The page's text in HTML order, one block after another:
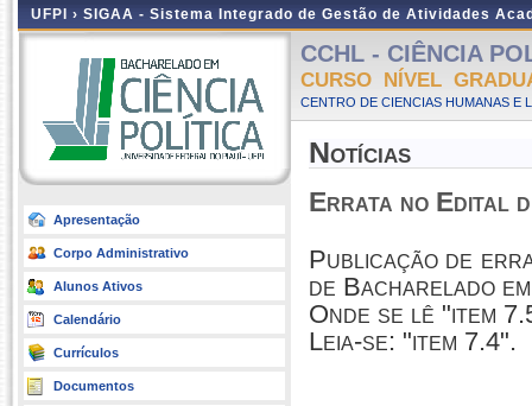
UFPI › SIGAA - Sistema Integrado de Gestão de Atividades
Apresentação
Corpo Administrativo
Alunos Ativos
Calendário
Currículos
Documentos
CCHL - CIÊNCIA
CURSO NÍVEL
CENTRO DE CIENCIAS HUMANAS E
Notícias
Errata no Edital
Publicação de
de Bacharelado
Onde se lê "item
Leia-se: "item 7.4".